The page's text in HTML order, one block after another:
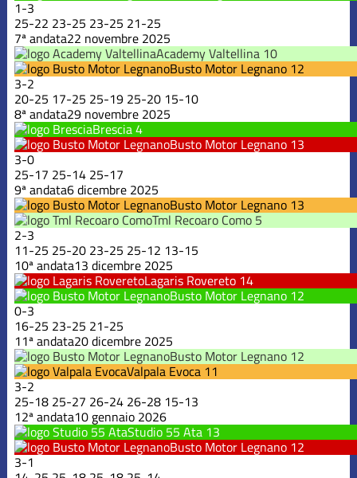
1-3
25-22 23-25 23-25 21-25
7ª andata22 novembre 2025
Academy Valtellina 10
Busto Motor Legnano 12
3-2
20-25 17-25 25-19 25-20 15-10
8ª andata29 novembre 2025
Brescia4
Busto Motor Legnano 13
3-0
25-17 25-14 25-17
9ª andata6 dicembre 2025
Busto Motor Legnano 13
Tml Recoaro Como 5
2-3
11-25 25-20 23-25 25-12 13-15
10ª andata13 dicembre 2025
Lagaris Rovereto 14
Busto Motor Legnano 12
0-3
16-25 23-25 21-25
11ª andata20 dicembre 2025
Busto Motor Legnano 12
Valpala Evoca 11
3-2
25-18 25-27 26-24 26-28 15-13
12ª andata10 gennaio 2026
Studio 55 Ata 13
Busto Motor Legnano 12
3-1